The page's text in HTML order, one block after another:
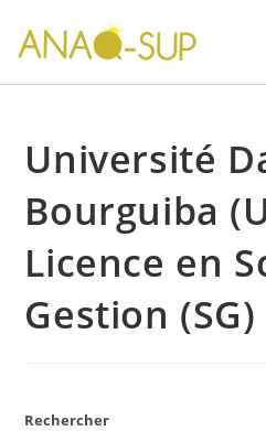
Université
Bourguiba
Licence en
Gestion (SG)
Rechercher